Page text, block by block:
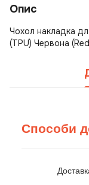
Опис
Чохол накладка
(TPU) Червона
Способи